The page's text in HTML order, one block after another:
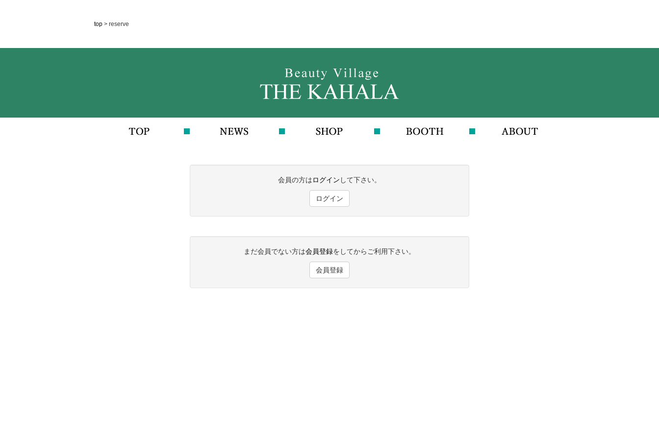
top > reserve
会員の方はログイン して下さい。
ログイン
まだ会員でない方は会員登録をしてからご利用下さい。
会員登録